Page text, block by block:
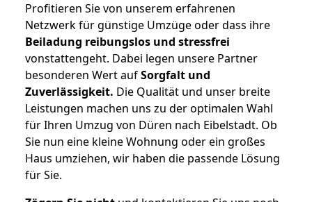
Profitieren Sie von unserem erfahrenen
Netzwerk für günstige Umzüge oder dass ihre
Beiladung reibungslos und stressfrei
vonstattengeht. Dabei legen unsere Partner
besonderen Wert aufSorgfalt und
Zuverlässigkeit. Die Qualität und unser breite
Leistungen machen uns zu der optimalen Wahl
für Ihren Umzug von Düren nach Eibelstadt. Ob
Sie nun eine kleine Wohnung oder ein großes
Haus umziehen, wir haben die passende Lösung
für Sie.